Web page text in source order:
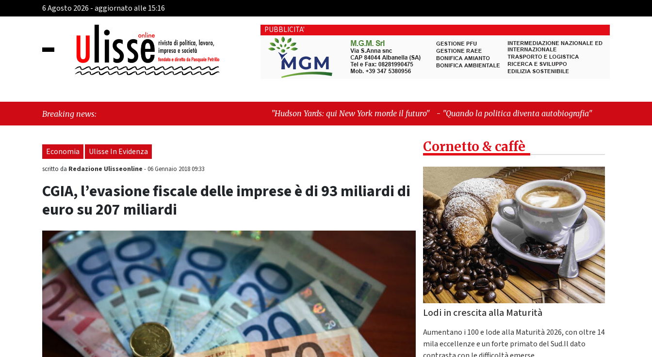
6 Agosto 2026 - aggiornato alle 15:16
PUBBLICITA'
Breaking news: "Hudson Yards: qui New York morde il futuro" -"Quando la politica diventa autobiografia"
Economia Ulisse In Evidenza
scritto da Redazione Ulisseonline -06 Gennaio 2018 09:33
CGIA, l’evasione fiscale delle imprese è di 93 miliardi di
euro su 207 miliardi
Cornetto & caffè
Lodi in crescita alla Maturità
Aumentano i 100 e lode alla Maturità 2026, con oltre 14
mila eccellenze e un forte primato del Sud.Il dato